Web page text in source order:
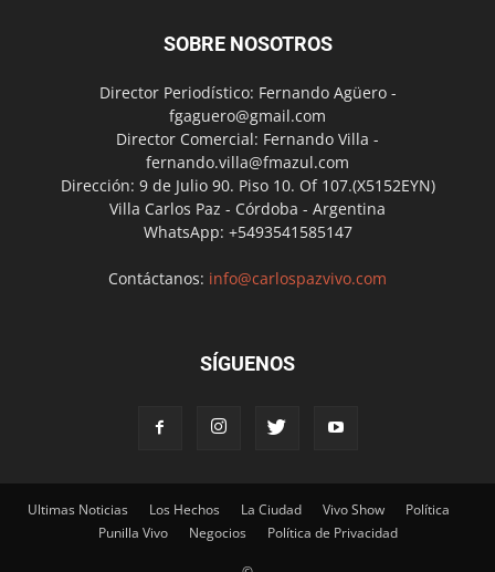
SOBRE NOSOTROS
Director Periodístico: Fernando Agüero -
fgaguero@gmail.com
Director Comercial: Fernando Villa -
fernando.villa@fmazul.com
Dirección: 9 de Julio 90. Piso 10. Of 107.(X5152EYN)
Villa Carlos Paz - Córdoba - Argentina
WhatsApp: +5493541585147
Contáctanos: info@carlospazvivo.com
SÍGUENOS
Ultimas Noticias Los Hechos La Ciudad Vivo Show
Política
Punilla Vivo
Negocios Política de Privacidad